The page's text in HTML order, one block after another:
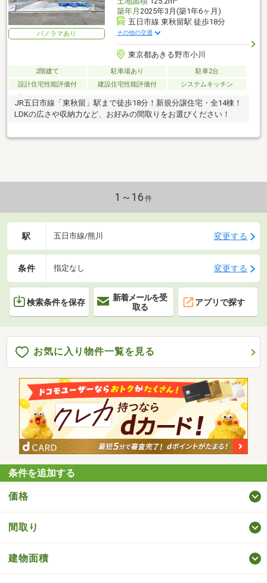
パノラマあり
築年月 2025年3月(築1年6ヶ月)
五日市線 東秋留駅 徒歩18分
その他の交通
東京都あきる野市小川
2階建て 駐車場あり
駐車2台
設計住宅性能評価付
建設住宅性能評価付 システムキッチン
JR五日市線「東秋留」駅まで徒歩18分！新規分譲住宅・全14棟！
LDKの広さや収納力など、お好みの間取りをお選びください！
1～16 件
駅 五日市線/熊川 変更する
条件 指定なし 変更する
検索条件を保存
新着メールを受
取る
アプリで探す
お気に入り物件一覧を見る
条件を追加する
価格
間取り
建物面積